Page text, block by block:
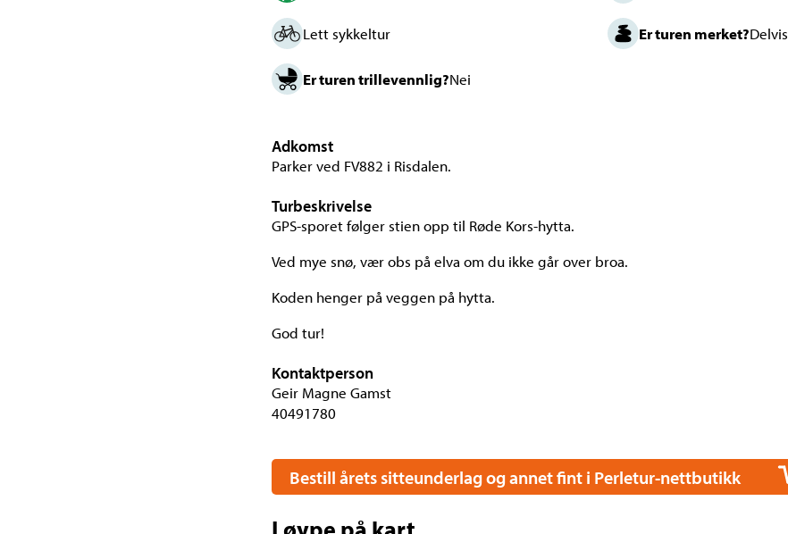
Lett sykkeltur Er turen merket?Delvis
Er turen trillevennlig?Nei
Adkomst
Parker ved FV882 i Risdalen.
Turbeskrivelse
GPS-sporet følger stien opp til Røde Kors-hytta.
Ved mye snø, vær obs på elva om du ikke går over broa.
Koden henger på veggen på hytta.
God tur!
Kontaktperson
Geir Magne Gamst
40491780
Bestill årets sitteunderlag og annet fint i Perletur-nettbutikk